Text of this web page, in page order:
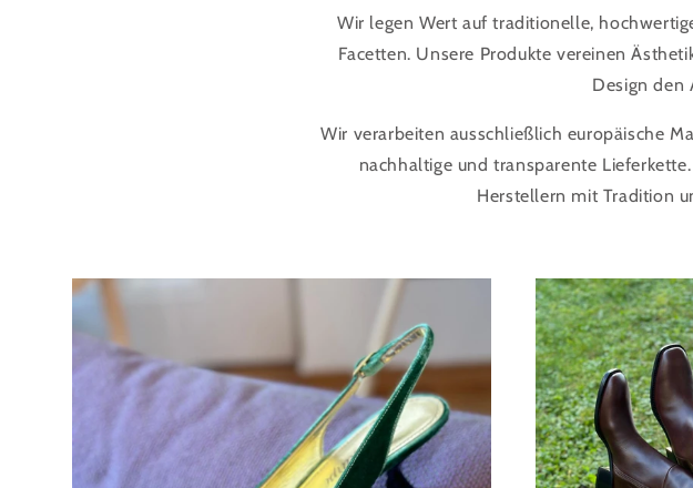
Wir legen Wert auf traditionelle,
Facetten. Unsere Produkte vereinen
Design den
Wir verarbeiten ausschließlich europäische
nachhaltige und transparente
Herstellern mit Tradition